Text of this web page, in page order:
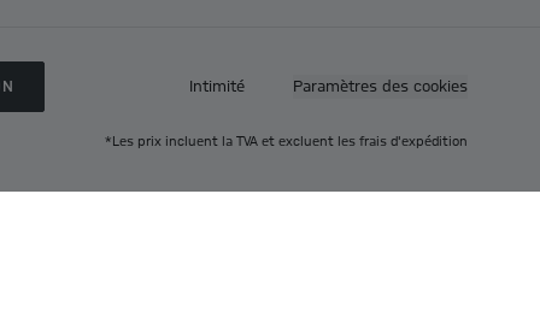
Intimité Paramètres des cookies
*Les prix incluent la TVA et excluent les frais d'expédition